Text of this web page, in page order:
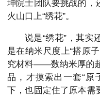
坤院士团队要挑战的，
火山口上“绣花”。
说是“绣花”，其实
是在纳米尺度上“搭原
究材料——数纳米厚的
品，才摸索出一套“原
下，也固定住了原本需